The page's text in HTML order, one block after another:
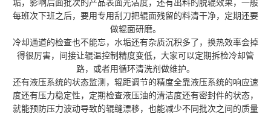
垢，影响后面批次的产品表面光洁度，还有出料的脱辊效果，一般
每班次下班之后，要用专用刮刀把辊面残留的料清干净，定期还要
做辊面研磨。
冷却通道的检查也不能忘，水垢还有杂质沉积多了，换热效率会掉
得很厉害，间接让辊温控制精度变低，大家可以定期拆检冷却管
路，或者用循环清洗剂做维护。
还有液压系统的状态监测，辊距调节的精度全靠液压系统的响应速
度还有压力稳定性，定期检查液压油的清洁度还有密封件的状态，
就能预防压力波动导致的辊缝漂移，也能减少不同批次之间的质量